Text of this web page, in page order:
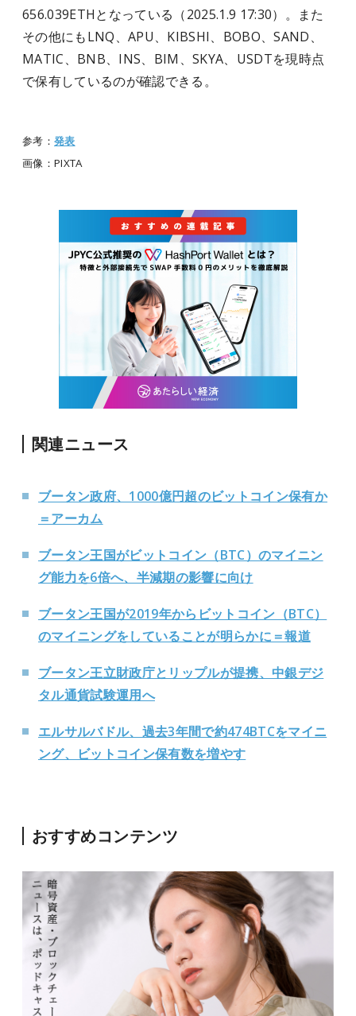
656.039ETHとなっている（2025.1.9 17:30）。また
その他にもLNQ、APU、KIBSHI、BOBO、SAND、
MATIC、BNB、INS、BIM、SKYA、USDTを現時点
で保有しているのが確認できる。
参考： 発表
画像：PIXTA
関連ニュース
ブータン政府、1000億円超のビットコイン保有か
＝アーカム
ブータン王国がビットコイン（BTC）のマイニン
グ能力を6倍へ、半減期の影響に向け
ブータン王国が2019年からビットコイン（BTC）
のマイニングをしていることが明らかに＝報道
ブータン王立財政庁とリップルが提携、中銀デジ
タル通貨試験運用へ
エルサルバドル、過去3年間で約474BTCをマイニ
ング、ビットコイン保有数を増やす
おすすめコンテンツ